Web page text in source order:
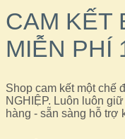
750.000,0₫.
CAM KẾT
MIỄN PHÍ
Shop cam kết một chế
NGHIỆP. Luôn luôn
hàng - sẵn sàng hỗ trợ